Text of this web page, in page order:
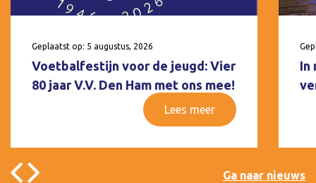
Geplaatst op: 5 augustus, 2026
Voetbalfestijn voor de jeugd: Vier
80 jaar V.V. Den Ham met ons mee!
Lees meer
In
Ga naar nieuws